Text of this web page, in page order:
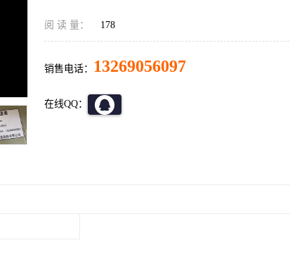
阅 读 量： 178
销售电话： 13269056097
在线QQ：